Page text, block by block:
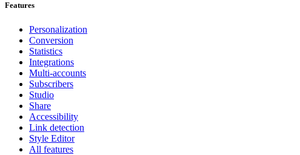
Features
Personalization
Conversion
Statistics
Integrations
Multi-accounts
Subscribers
Studio
Share
Accessibility
Link detection
Style Editor
All features